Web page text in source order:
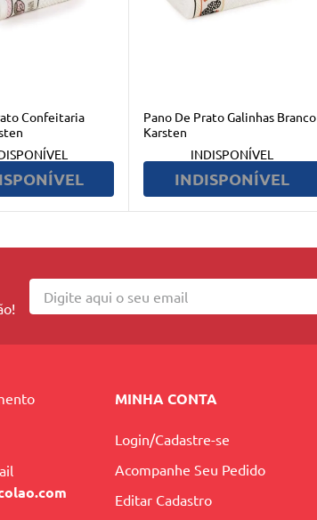
Confeitaria
Pano De Prato Galinhas Branco
Karsten
INDISPONÍVEL
INDISPONÍVEL
MINHA CONTA
Login/Cadastre-se
Acompanhe Seu Pedido
Editar Cadastro